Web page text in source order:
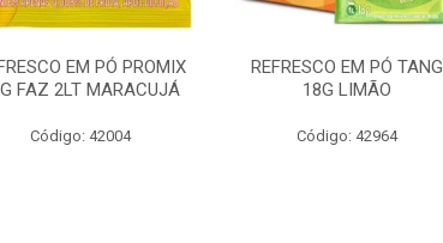
EM PÓ PROMIX
FAZ 2LT MARACUJÁ
Código: 42004
REFRESCO EM PÓ TANG
18G LIMÃO
Código: 42964